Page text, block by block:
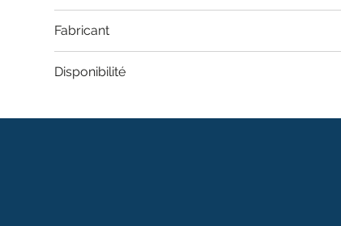
Fabricant
Disponibilité